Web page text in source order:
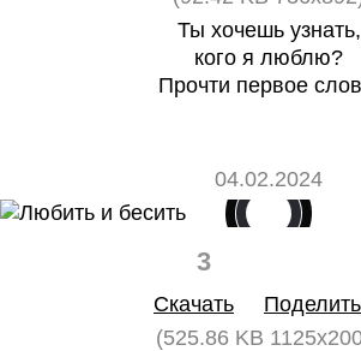
Ты хочешь узнать,
кого я люблю?
Прочти первое
04.02.2024
3
Скачать
(525.86 KB